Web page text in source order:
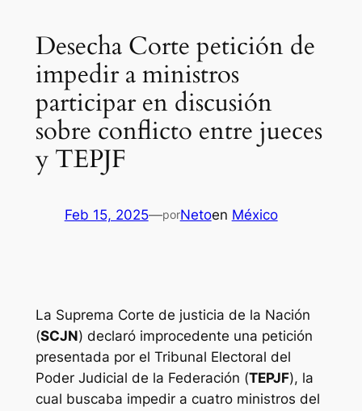
Desecha Corte petición de
impedir a ministros
participar en discusión
sobre conflicto entre jueces
y TEPJF
Feb 15, 2025—porNetoen México
La Suprema Corte de justicia de la Nación
(SCJN) declaró improcedente una petición
presentada por el Tribunal Electoral del
Poder Judicial de la Federación (TEPJF), la
cual buscaba impedir a cuatro ministros del